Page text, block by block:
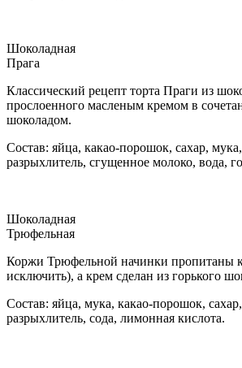
Шоколадная
Прага
Классический рецепт торта Праги из
прослоенного масленым кремом в
шоколадом.
Состав: яйца, какао-порошок, сахар,
разрыхлитель, сгущенное молоко, вода,
Шоколадная
Трюфельная
Коржи Трюфельной начинки пропитаны
исключить), а крем сделан из горького
Состав: яйца, мука, какао-порошок,
разрыхлитель, сода, лимонная кислота.